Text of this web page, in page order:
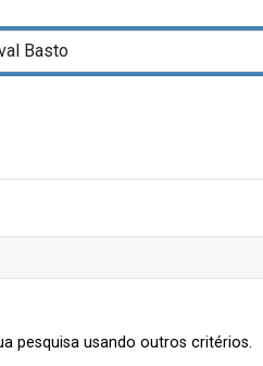
pesquisa usando outros critérios.